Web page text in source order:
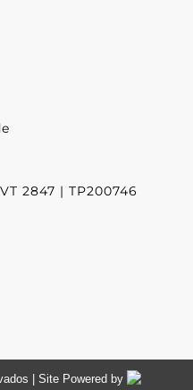
2847 | TP200746
| Site Powered by